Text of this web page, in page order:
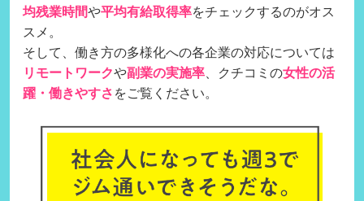
均残業時間や平均有給取得率をチェックするのがオス
スメ。
そして、働き方の多様化への各企業の対応については
リモートワークや副業の実施率 、クチコミの女性の活
躍・働きやすさ をご覧ください。